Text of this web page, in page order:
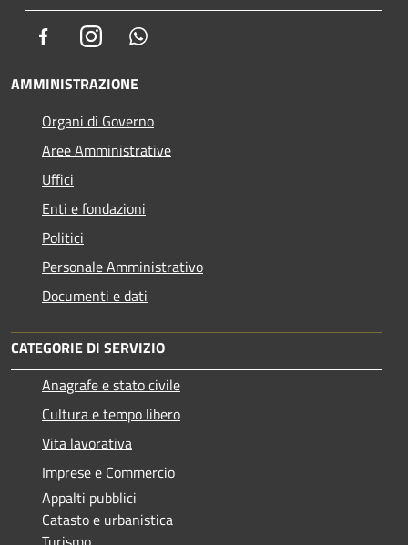
FacebookInstagram
AMMINISTRAZIONE
Organi di Governo
Aree Amministrative
Uffici
Enti e fondazioni
Politici
Personale Amministrativo
Documenti e dati
CATEGORIE DI SERVIZIO
Anagrafe e stato civile
Cultura e tempo libero
Vita lavorativa
Imprese e Commercio
Appalti pubblici
Catasto e urbanistica